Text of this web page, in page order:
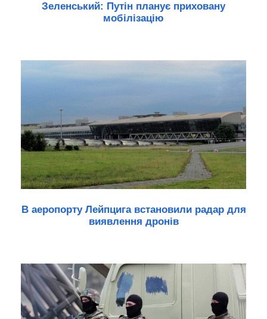
Зеленський: Путін планує приховану
мобілізацію
В аеропорту Лейпцига встановили радар для
виявлення дронів